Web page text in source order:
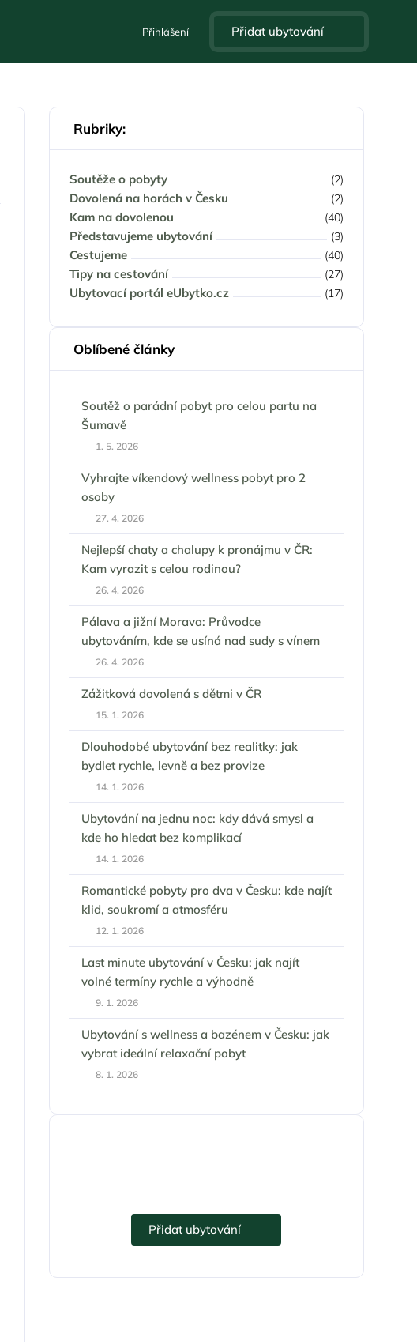
Přihlášení Přidat ubytování
Rubriky:
Soutěže o pobyty (2)
Dovolená na horách v Česku (2)
Kam na dovolenou (40)
Představujeme ubytování (3)
Cestujeme (40)
Tipy na cestování (27)
Ubytovací portál eUbytko.cz (17)
Oblíbené články
Soutěž o parádní pobyt pro celou partu na
Šumavě
1. 5. 2026
Vyhrajte víkendový wellness pobyt pro 2
osoby
27. 4. 2026
Nejlepší chaty a chalupy k pronájmu v ČR:
Kam vyrazit s celou rodinou?
26. 4. 2026
Pálava a jižní Morava: Průvodce
ubytováním, kde se usíná nad sudy s vínem
26. 4. 2026
Zážitková dovolená s dětmi v ČR
15. 1. 2026
Dlouhodobé ubytování bez realitky: jak
bydlet rychle, levně a bez provize
14. 1. 2026
Ubytování na jednu noc: kdy dává smysl a
kde ho hledat bez komplikací
14. 1. 2026
Romantické pobyty pro dva v Česku: kde najít
klid, soukromí a atmosféru
12. 1. 2026
Last minute ubytování v Česku: jak najít
volné termíny rychle a výhodně
9. 1. 2026
Ubytování s wellness a bazénem v Česku: jak
vybrat ideální relaxační pobyt
8. 1. 2026
Přidat ubytování